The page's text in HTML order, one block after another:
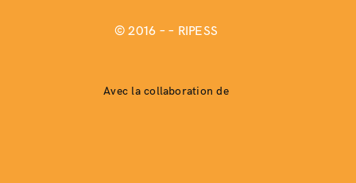
© 2016 –– RIPESS
Avec la collaboration de